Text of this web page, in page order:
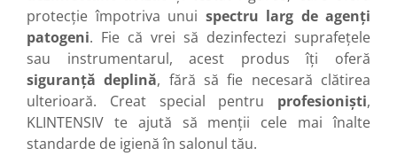
protecție împotriva unui spectru larg de agenți
patogeni. Fie că vrei să dezinfectezi suprafețele
sau instrumentarul, acest produs îți oferă
siguranță deplină, fără să fie necesară clătirea
ulterioară. Creat special pentru profesioniști,
KLINTENSIV te ajută să menții cele mai înalte
standarde de igienă în salonul tău.